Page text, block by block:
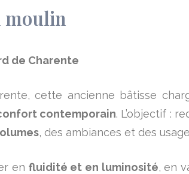
moulin
de Charente
cette ancienne bâtisse
contemporain. L’objectif :
, des ambiances et des
en fluidité et en luminosité, en